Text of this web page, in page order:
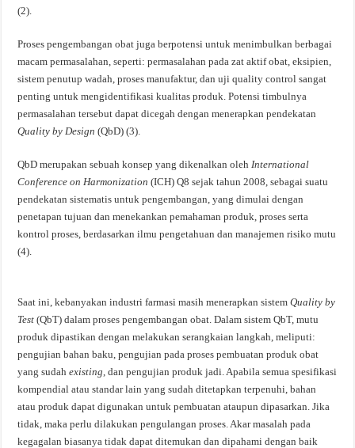
(2).
Proses pengembangan obat juga berpotensi untuk menimbulkan berbagai
macam permasalahan, seperti: permasalahan pada zat aktif obat, eksipien,
sistem penutup wadah, proses manufaktur, dan uji quality control sangat
penting untuk mengidentifikasi kualitas produk. Potensi timbulnya
permasalahan tersebut dapat dicegah dengan menerapkan pendekatan
Qualityby Design (QbD) (3).
QbD merupakan sebuah konsep yang dikenalkan oleh International
Conference on Harmonization (ICH) Q8 sejak tahun 2008, sebagai suatu
pendekatan sistematis untuk pengembangan, yang dimulai dengan
penetapan tujuan dan menekankan pemahaman produk, proses serta
kontrol proses, berdasarkan ilmu pengetahuan dan manajemen risiko mutu
(4).
Saat ini, kebanyakan industri farmasi masih menerapkan sistemQuality by
Test(QbT) dalam proses pengembangan obat. Dalam sistem QbT, mutu
produk dipastikan dengan melakukan serangkaian langkah, meliputi:
pengujian bahan baku, pengujian pada proses pembuatan produk obat
yang sudahexisting , dan pengujian produk jadi. Apabila semua spesifikasi
kompendial atau standar lain yang sudah ditetapkan terpenuhi, bahan
atau produk dapat digunakan untuk pembuatan ataupun dipasarkan. Jika
tidak, maka perlu dilakukan pengulangan proses. Akar masalah pada
kegagalan biasanya tidak dapat ditemukan dan dipahami dengan baik